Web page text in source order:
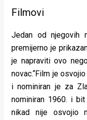
Filmovi
Jedan od njegovih
premijerno je
je napraviti ovo
novac.“Film je
i nominiran je za
nominiran 1960. i
nikad nije osvojio